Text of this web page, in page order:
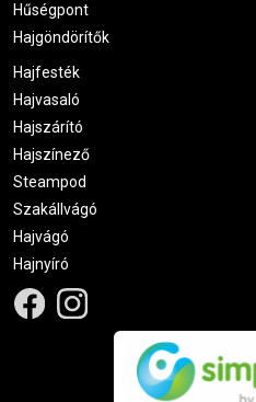
Hűségpont
Hajgöndörítők
Hajfesték
Hajvasaló
Hajszárító
Hajszínező
Steampod
Szakállvágó
Hajvágó
Hajnyíró